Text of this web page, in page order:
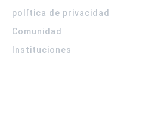
política de privacidad
Comunidad
Instituciones